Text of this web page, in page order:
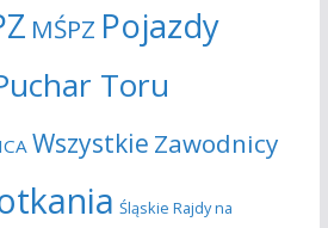
MŚPZ Pojazdy
Toru
Wszystkie Zawodnicy
Śląskie Rajdy na